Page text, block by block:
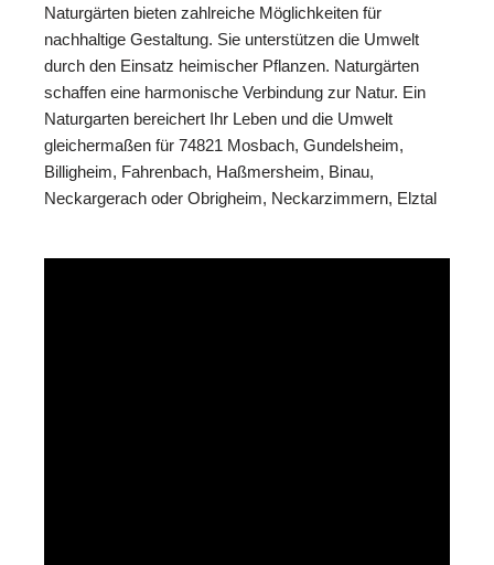
Naturgärten bieten zahlreiche Möglichkeiten für
nachhaltige Gestaltung. Sie unterstützen die Umwelt
durch den Einsatz heimischer Pflanzen. Naturgärten
schaffen eine harmonische Verbindung zur Natur. Ein
Naturgarten bereichert Ihr Leben und die Umwelt
gleichermaßen für 74821 Mosbach, Gundelsheim,
Billigheim, Fahrenbach, Haßmersheim, Binau,
Neckargerach oder Obrigheim, Neckarzimmern, Elztal